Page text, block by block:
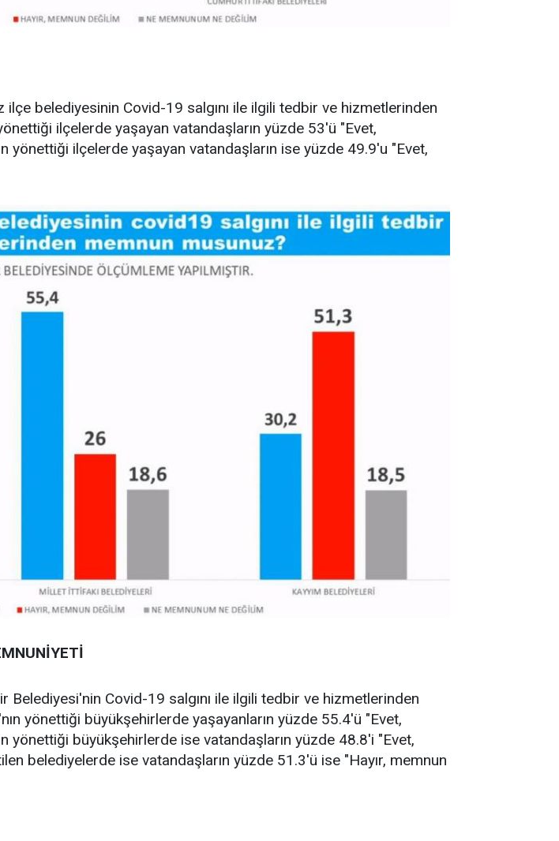
ilçe belediyesinin Covid-19 salgını ile ilgili tedbir ve hizmetlerinden
ilçelerde yaşayan vatandaşların yüzde 53'ü "Evet,
yönettiği ilçelerde yaşayan vatandaşların ise yüzde 49.9'u "Evet,
Belediyesi'nin Covid-19 salgını ile ilgili tedbir ve hizmetlerinden
yönettiği büyükşehirlerde yaşayanların yüzde 55.4'ü "Evet,
yönettiği büyükşehirlerde ise vatandaşların yüzde 48.8'i "Evet,
belediyelerde ise vatandaşların yüzde 51.3'ü ise "Hayır, memnun